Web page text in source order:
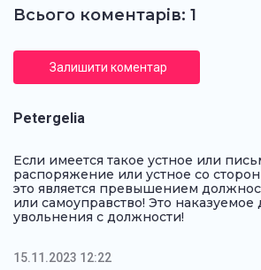
Всього коментарів: 1
Залишити коментар
Petergelia
Если имеется такое устное или
распоряжение или устное со
это является превышением
или самоуправство! Это наказуемое
увольнения с должности!
15.11.2023 12:22